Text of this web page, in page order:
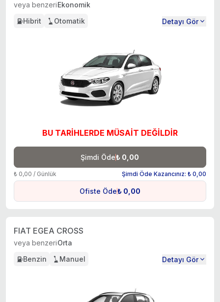
veya benzeriEkonomik
Hibrit
Otomatik Detayı Gör
BU TARİHLERDE MÜSAİT DEĞİLDİR
Şimdi Öde₺ 0,00
₺ 0,00 / Günlük Şimdi Öde Kazancınız: ₺ 0,00
Ofiste Öde₺ 0,00
FIAT EGEA CROSS
veya benzeriOrta
Benzin
Manuel Detayı Gör